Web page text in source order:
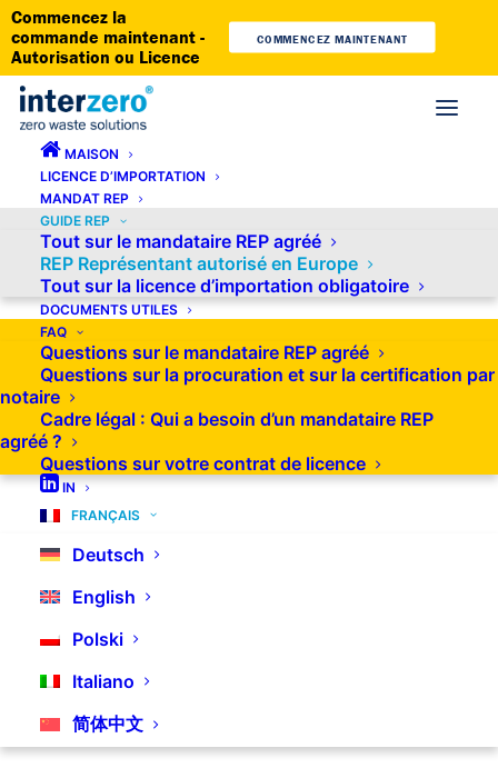
Commencez la
commande maintenant -
Autorisation ou Licence
COMMENCEZ MAINTENANT
MAISON
LICENCE D’IMPORTATION
MANDAT REP
GUIDE REP
Tout sur le mandataire REP agréé
REP Représentant autorisé en Europe
Tout sur la licence d’importation obligatoire
DOCUMENTS UTILES
FAQ
Questions sur le mandataire REP agréé
Questions sur la procuration et sur la certification par
notaire
Cadre légal : Qui a besoin d’un mandataire REP
agréé ?
Questions sur votre contrat de licence
IN
FRANÇAIS
Deutsch
English
Polski
Italiano
简体中文
Représentant autorisé pour la
REP dans l'UE
Vous vendez vos produits à des clients étrangers
issus des États membres de l’UE ? Vous envisagez de
vous lancer dans ce type de vente, mais vous ignorez
les formalités à accomplir ? Si vous souhaitez vendre
vos produits via une boutique en ligne, une
plateforme de vente ou tout autre moyen de
communication à distance, vous devez désigner un
représentant autorisé de votre entreprise.
autorisé) est requise en vertu de la législation sur la